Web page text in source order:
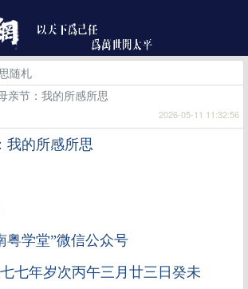
随札
亲节：我的所感所思
2026-05-11 11:32:56
我的所感所思
堂”微信公众号
七年岁次丙午三月廿三日癸未